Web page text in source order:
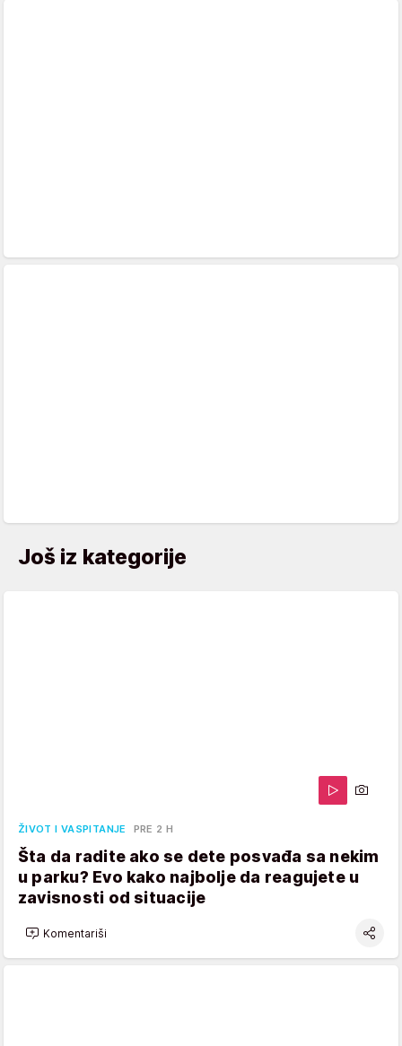
Još iz kategorije
ŽIVOT I VASPITANJE PRE 2 H
Šta da radite ako se dete posvađa sa nekim
u parku? Evo kako najbolje da reagujete u
zavisnosti od situacije
Komentariši